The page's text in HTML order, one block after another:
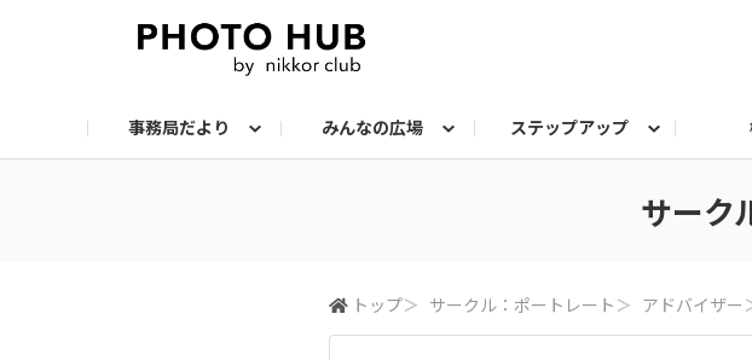
事務局だより みんなの広場 ステップアップ
サーク
トップ＞ サークル：ポートレート ＞ アドバイザー